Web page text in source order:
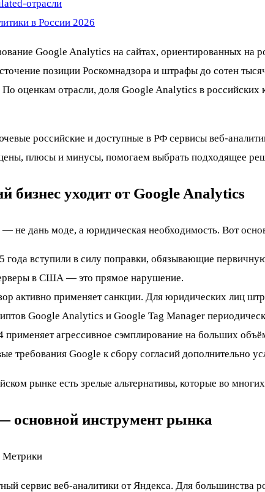
отрасли
в России 2026
Google Analytics на сайтах, ориентированных
позиции Роскомнадзора и штрафы до сотен
оценкам отрасли, доля Google Analytics в
российские и доступные в РФ сервисы веб-
плюсы и минусы, помогаем выбрать подходящее
бизнес уходит от Google Analytics
не дань моде, а юридическая необходимость. Вот
года вступили в силу поправки, обязывающие
в США — это прямое нарушение.
активно применяет санкции. Для юридических лиц
Google Analytics и Google Tag Manager
применяет агрессивное сэмплирование на больших
требования Google к сбору согласий дополнительно
рынке есть зрелые альтернативы, которые во
основной инструмент рынка
сервис веб-аналитики от Яндекса. Для большинства